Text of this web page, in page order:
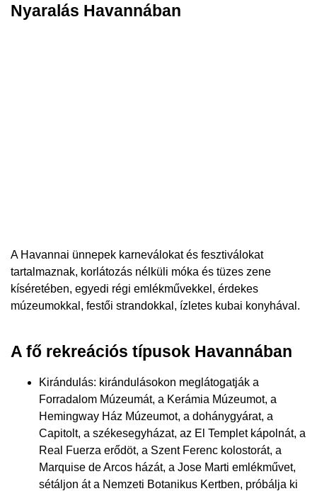
Nyaralás Havannában
A Havannai ünnepek karneválokat és fesztiválokat
tartalmaznak, korlátozás nélküli móka és tüzes zene
kíséretében, egyedi régi emlékművekkel, érdekes
múzeumokkal, festői strandokkal, ízletes kubai konyhával.
A fő rekreációs típusok Havannában
Kirándulás: kirándulásokon meglátogatják a
Forradalom Múzeumát, a Kerámia Múzeumot, a
Hemingway Ház Múzeumot, a dohánygyárat, a
Capitolt, a székesegyházat, az El Templet kápolnát, a
Real Fuerza erődöt, a Szent Ferenc kolostorát, a
Marquise de Arcos házát, a Jose Marti emlékművet,
sétáljon át a Nemzeti Botanikus Kertben, próbálja ki